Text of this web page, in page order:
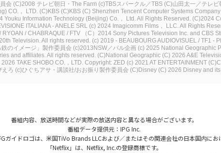
会 (C)2008 テレビ朝日・The Farm (c)TBSスパークル／TBS (C)山田太一／テレビ
CO.， LTD. (C)KBS (C)KBS (C) Shenzhen Tencent Computer Systems
Youku Information Technology (Beijing) Co.， Ltd. All Rights Reserved. (C)2024
ITALIANA - ANELE SRL (c) 2024 Imagicomm Films， LLC. All Rights
/ CHABRAQUE / FTV （C）2014 Sony Pictures Television Inc. and CBS
Television. All rights reserved. (c) 2019 - BEAUBOURG AUDIOVISUEL / TF1 -
のイメージ」製作委員会 (c)2013NSW／パル企画 (c) 2025 National Geographic
and affiliates. All rights reserved. (C)National Geographic (C) 2026 A&E
2026 TAKE SHOBO CO.，LTD. Copyright: ZED (c) 2021 AT ENTERTAINMENT
えろ (c)ひぐちアサ・講談社/おお振り製作委員会 (C)Disney (C) 2026 Disney and
番組内容、放送時間などが実際の放送内容と異なる場合がございます。
番組データ提供元：IPG Inc.
ガイドロゴは、米国TiVo Brands LLCおよび／またはその関連会社の日本国内にお
「Netflix」は、Netflix, Inc.の登録商標です。